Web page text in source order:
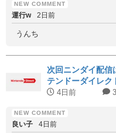
運行w 2日前
うんち
次回ニンダイ配信
テンドーダイレク
4日前
良い子 4日前